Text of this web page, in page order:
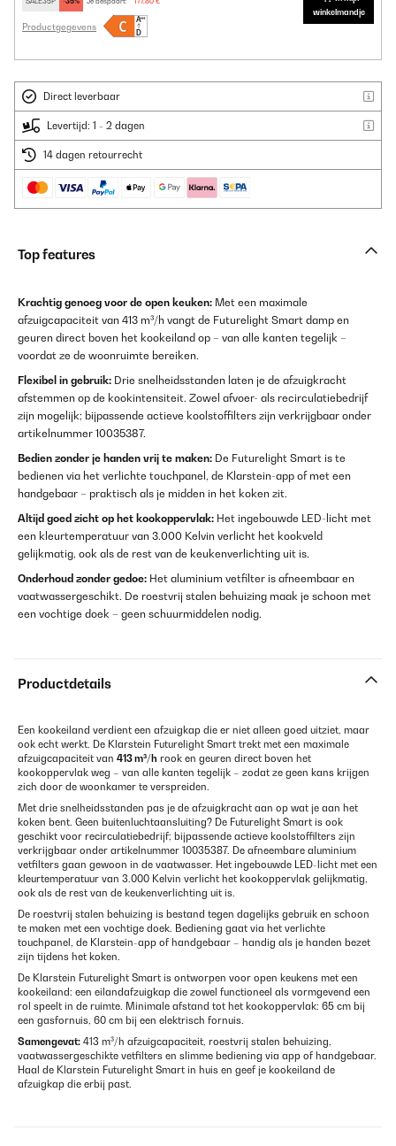
Productgegevens
winkelmandje
Direct leverbaar
Levertijd: 1 - 2 dagen
14 dagen retourrecht
Top features
Krachtig genoeg voor de open keuken: Met een maximale
afzuigcapaciteit van 413 m³/h vangt de Futurelight Smart damp en
geuren direct boven het kookeiland op – van alle kanten tegelijk –
voordat ze de woonruimte bereiken.
Flexibel in gebruik: Drie snelheidsstanden laten je de afzuigkracht
afstemmen op de kookintensiteit. Zowel afvoer- als recirculatiebedrijf
zijn mogelijk; bijpassende actieve koolstoffilters zijn verkrijgbaar onder
artikelnummer 10035387.
Bedien zonder je handen vrij te maken: De Futurelight Smart is te
bedienen via het verlichte touchpanel, de Klarstein-app of met een
handgebaar – praktisch als je midden in het koken zit.
Altijd goed zicht op het kookoppervlak: Het ingebouwde LED-licht met
een kleurtemperatuur van 3.000 Kelvin verlicht het kookveld
gelijkmatig, ook als de rest van de keukenverlichting uit is.
Onderhoud zonder gedoe: Het aluminium vetfilter is afneembaar en
vaatwassergeschikt. De roestvrij stalen behuizing maak je schoon met
een vochtige doek – geen schuurmiddelen nodig.
Productdetails
Een kookeiland verdient een afzuigkap die er niet alleen goed uitziet, maar
ook echt werkt. De Klarstein Futurelight Smart trekt met een maximale
afzuigcapaciteit van 413 m³/h rook en geuren direct boven het
kookoppervlak weg – van alle kanten tegelijk – zodat ze geen kans krijgen
zich door de woonkamer te verspreiden.
Met drie snelheidsstanden pas je de afzuigkracht aan op wat je aan het
koken bent. Geen buitenluchtaansluiting? De Futurelight Smart is ook
geschikt voor recirculatiebedrijf; bijpassende actieve koolstoffilters zijn
verkrijgbaar onder artikelnummer 10035387. De afneembare aluminium
vetfilters gaan gewoon in de vaatwasser. Het ingebouwde LED-licht met een
kleurtemperatuur van 3.000 Kelvin verlicht het kookoppervlak gelijkmatig,
ook als de rest van de keukenverlichting uit is.
De roestvrij stalen behuizing is bestand tegen dagelijks gebruik en schoon
te maken met een vochtige doek. Bediening gaat via het verlichte
touchpanel, de Klarstein-app of handgebaar – handig als je handen bezet
zijn tijdens het koken.
De Klarstein Futurelight Smart is ontworpen voor open keukens met een
kookeiland: een eilandafzuigkap die zowel functioneel als vormgevend een
rol speelt in de ruimte. Minimale afstand tot het kookoppervlak: 65 cm bij
een gasfornuis, 60 cm bij een elektrisch fornuis.
Samengevat: 413 m³/h afzuigcapaciteit, roestvrij stalen behuizing,
vaatwassergeschikte vetfilters en slimme bediening via app of handgebaar.
Haal de Klarstein Futurelight Smart in huis en geef je kookeiland de
afzuigkap die erbij past.